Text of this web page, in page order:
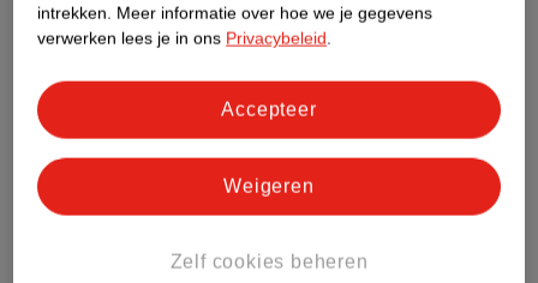
Impact Score.
Meer informatie
intrekken. Meer informatie over hoe we je gegevens
verwerken lees je in ons Privacybeleid.
Zelf cookies beheren
Weigeren
Accepteer